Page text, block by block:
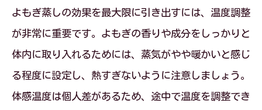
よもぎ蒸しで蒸気の当たり方を最適化す
る方法
座り方別によもぎ蒸し効果の違いを知る
よもぎ蒸しの効果を最大限に引き出すには、温度調整
が非常に重要です。よもぎの香りや成分をしっかりと
体内に取り入れるためには、蒸気がやや暖かいと感じ
る程度に設定し、熱すぎないように注意しましょう。
体感温度は個人差があるため、途中で温度を調整でき